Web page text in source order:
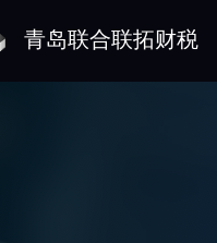
青岛联合联拓财税